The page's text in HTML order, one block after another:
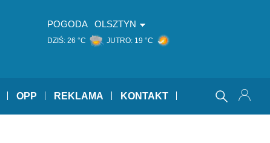
POGODA OLSZTYN
DZIŚ: 26 °C JUTRO: 19 °C
OPP REKLAMA KONTAKT